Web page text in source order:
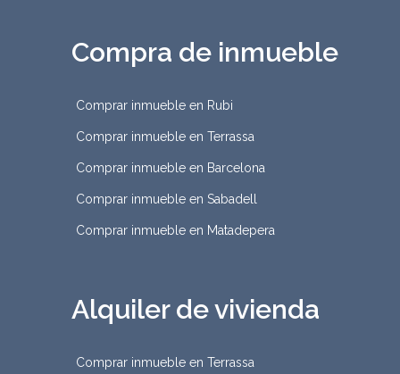
Compra de inmueble
Comprar inmueble en Rubi
Comprar inmueble en Terrassa
Comprar inmueble en Barcelona
Comprar inmueble en Sabadell
Comprar inmueble en Matadepera
Alquiler de vivienda
Comprar inmueble en Terrassa